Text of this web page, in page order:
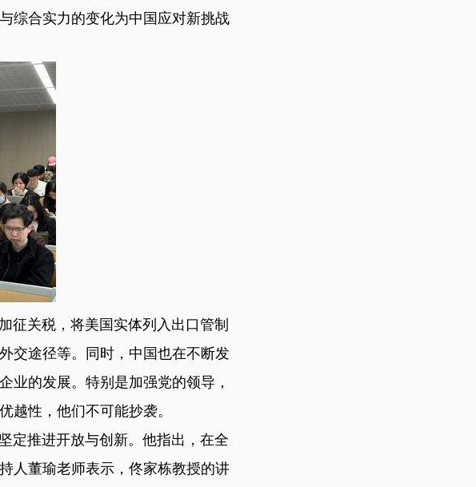
综合实力的变化为中国应对新挑战
关税，将美国实体列入出口管制
交途径等。同时，中国也在不断发
业的发展。特别是加强党的领导，
越性，他们不可能抄袭。
推进开放与创新。他指出，在全
人董瑜老师表示，佟家栋教授的讲